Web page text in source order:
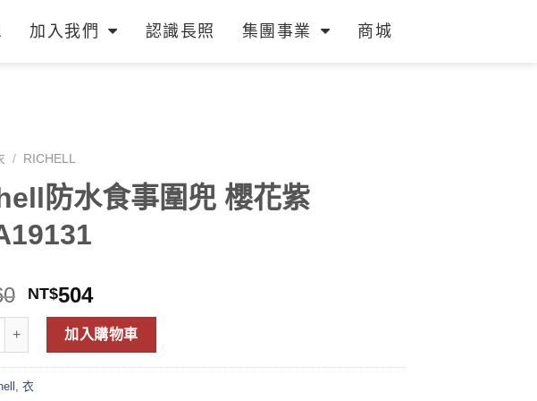
加入我們 認識長照 集團事業 商城
/ RICHELL
防水食事圍兜 櫻花紫
NT$504
加入購物車
衣